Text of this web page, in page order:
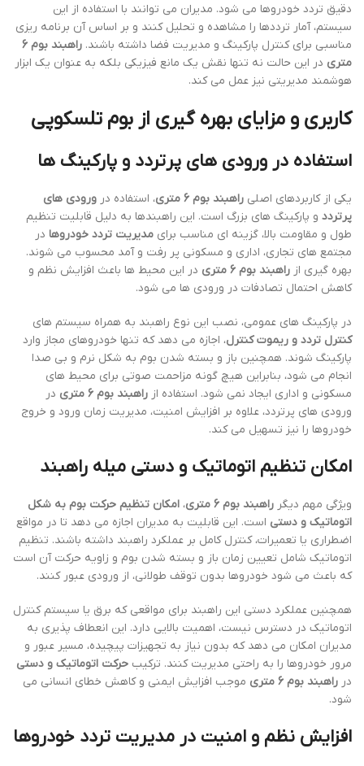
دقیق تردد خودروها می شود. مدیران می توانند با استفاده از این
سیستم، آمار ترددها را مشاهده و تحلیل کنند و بر اساس آن برنامه ریزی
مناسبی برای کنترل پارکینگ و مدیریت فضا داشته باشند.
راهبند بوم 6
متری در این حالت نه تنها نقش یک مانع فیزیکی بلکه به عنوان یک ابزار
هوشمند مدیریتی نیز عمل می کند.
کاربری و مزایای بهره گیری از بوم تلسکوپی
استفاده در ورودی های پرتردد و پارکینگ ها
یکی از کاربردهای اصلی راهبند بوم 6 متری ، استفاده در ورودی های
پرتردد و پارکینگ های بزرگ است. این راهبندها به دلیل قابلیت تنظیم
طول و مقاومت بالا، گزینه ای مناسب برای مدیریت تردد خودروها در
مجتمع های تجاری، اداری و مسکونی پر رفت و آمد محسوب می شوند.
بهره گیری از راهبند بوم 6 متری
در این محیط ها باعث افزایش نظم و
کاهش احتمال تصادفات در ورودی ها می شود.
در پارکینگ های عمومی، نصب این نوع راهبند به همراه سیستم های
کنترل تردد و ریموت کنترل، اجازه می دهد که تنها خودروهای مجاز وارد
پارکینگ شوند. همچنین باز و بسته شدن بوم به شکل نرم و بی صدا
انجام می شود، بنابراین هیچ گونه مزاحمت صوتی برای محیط های
مسکونی و اداری ایجاد نمی شود. استفاده از راهبند بوم 6 متری
در
ورودی های پرتردد، علاوه بر افزایش امنیت، مدیریت زمان ورود و خروج
خودروها را نیز تسهیل می کند.
امکان تنظیم اتوماتیک و دستی میله راهبند
ویژگی مهم دیگر راهبند بوم 6 متری ، امکان تنظیم حرکت بوم به شکل
اتوماتیک و دستی است. این قابلیت به مدیران اجازه می دهد تا در مواقع
اضطراری یا تعمیرات، کنترل کامل بر عملکرد راهبند داشته باشند. تنظیم
اتوماتیک شامل تعیین زمان باز و بسته شدن بوم و زاویه حرکت آن است
که باعث می شود خودروها بدون توقف طولانی، از ورودی عبور کنند.
همچنین عملکرد دستی این راهبند برای مواقعی که برق یا سیستم کنترل
اتوماتیک در دسترس نیست، اهمیت بالایی دارد. این انعطاف پذیری به
مدیران امکان می دهد که بدون نیاز به تجهیزات پیچیده، مسیر عبور و
مرور خودروها را به راحتی مدیریت کنند. ترکیب حرکت اتوماتیک و دستی
در راهبند بوم 6 متری
موجب افزایش ایمنی و کاهش خطای انسانی می
شود.
افزایش نظم و امنیت در مدیریت تردد خودروها